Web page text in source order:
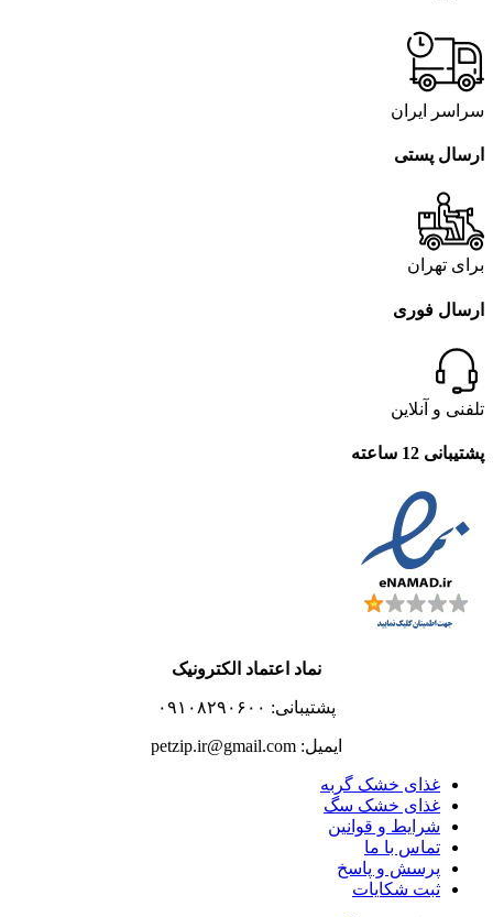
سراسر ایران
ارسال پستی
برای تهران
ارسال فوری
تلفنی و آنلاین
پشتیبانی 12 ساعته
نماد اعتماد الکترونیک
پشتیبانی: ۰۹۱۰۸۲۹۰۶۰۰
ایمیل: petzip.ir@gmail.com
غذای خشک گربه
غذای خشک سگ
شرایط و قوانین
تماس با ما
پرسش و پاسخ
ثبت شکایات